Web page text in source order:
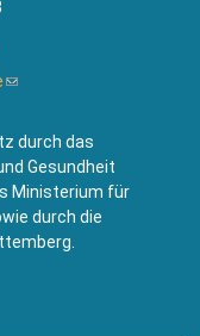
(Link
Mail)
durch das
Gesundheit
Ministerium für
durch die